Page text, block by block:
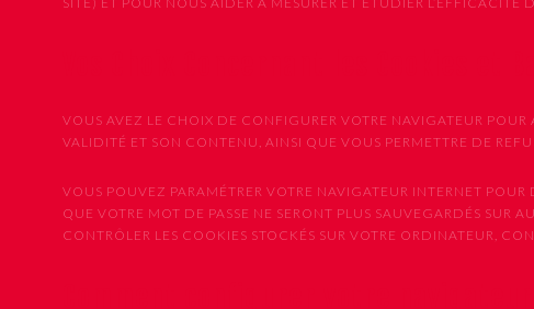
VOUS AVEZ LE CHOIX DE CONFIGURER VOTRE NAVIGATEUR
VALIDITÉ ET SON CONTENU, AINSI QUE VOUS PERMETTRE DE
VOUS POUVEZ PARAMÉTRER VOTRE NAVIGATEUR INTERNET
QUE VOTRE MOT DE PASSE NE SERONT PLUS SAUVEGARDÉS SUR
CONTRÔLER LES COOKIES STOCKÉS SUR VOTRE ORDINATEUR,